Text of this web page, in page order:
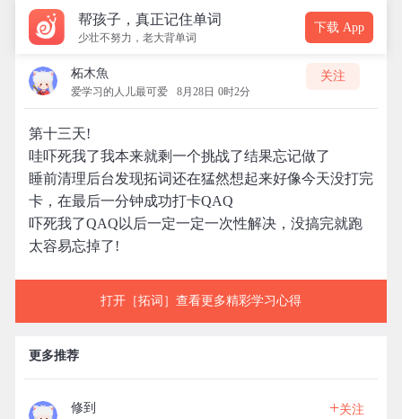
帮孩子，真正记住单词
少壮不努力，老大背单词
下载 App
柘木魚
爱学习的人儿最可爱 8月28日 0时2分
关注
第十三天!
哇吓死我了我本来就剩一个挑战了结果忘记做了
睡前清理后台发现拓词还在猛然想起来好像今天没打完
卡，在最后一分钟成功打卡QAQ
吓死我了QAQ以后一定一定一次性解决，没搞完就跑
太容易忘掉了!
打开［拓词］查看更多精彩学习心得
更多推荐
修到 +关注